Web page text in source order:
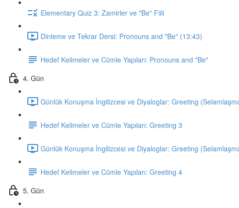
Elementary Quiz 3: Zamirler ve "Be" Fiili
Dinleme ve Tekrar Dersi: Pronouns and "Be" (13:43)
Hedef Kelimeler ve Cümle Yapıları: Pronouns and "Be"
4. Gün
Günlük Konuşma İngilizcesi ve Diyaloglar: Greeting
Hedef Kelimeler ve Cümle Yapıları: Greeting 3
Günlük Konuşma İngilizcesi ve Diyaloglar: Greeting
Hedef Kelimeler ve Cümle Yapıları: Greeting 4
5. Gün